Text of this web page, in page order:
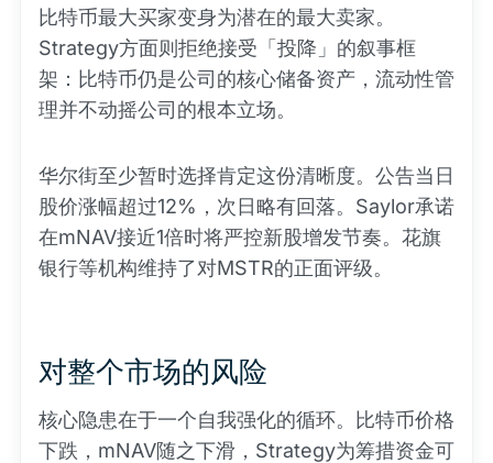
比特币最大买家变身为潜在的最大卖家。
Strategy方面则拒绝接受「投降」的叙事框
架：比特币仍是公司的核心储备资产，流动性管
理并不动摇公司的根本立场。
华尔街至少暂时选择肯定这份清晰度。公告当日
股价涨幅超过12%，次日略有回落。Saylor承诺
在mNAV接近1倍时将严控新股增发节奏。花旗
银行等机构维持了对MSTR的正面评级。
对整个市场的风险
核心隐患在于一个自我强化的循环。比特币价格
下跌，mNAV随之下滑，Strategy为筹措资金可